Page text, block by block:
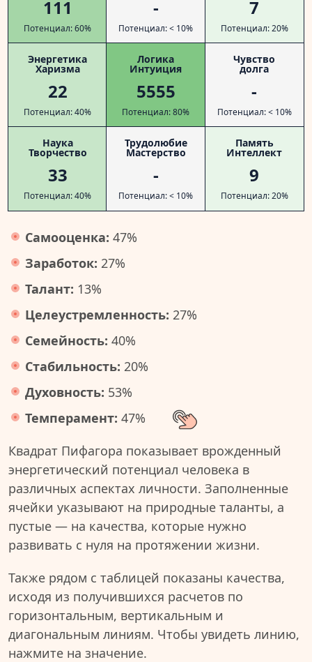
111
Потенциал: 60%
-
Потенциал: < 10%
7
Потенциал: 20%
Энергетика
Харизма
22
Потенциал: 40%
Логика
Интуиция
5555
Потенциал: 80%
Чувство
долга
-
Потенциал: < 10%
Наука
Творчество
33
Потенциал: 40%
Трудолюбие
Мастерство
-
Потенциал: < 10%
Память
Интеллект
9
Потенциал: 20%
Самооценка: 47%
Заработок: 27%
Талант: 13%
Целеустремленность: 27%
Семейность: 40%
Стабильность: 20%
Духовность: 53%
Темперамент: 47%
Квадрат Пифагора показывает врожденный
энергетический потенциал человека в
различных аспектах личности. Заполненные
ячейки указывают на природные таланты, а
пустые — на качества, которые нужно
развивать с нуля на протяжении жизни.
Также рядом с таблицей показаны качества,
исходя из получившихся расчетов по
горизонтальным, вертикальным и
диагональным линиям. Чтобы увидеть линию,
нажмите на значение.